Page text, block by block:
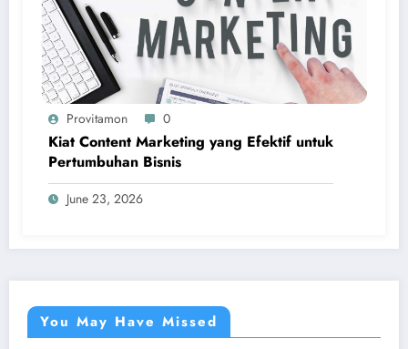
Provitamon 0
Kiat Content Marketing yang Efektif untuk
Pertumbuhan Bisnis
June 23, 2026
You May Have Missed